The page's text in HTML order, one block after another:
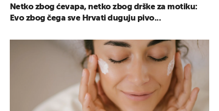
Netko zbog ćevapa, netko zbog drške za motiku:
Evo zbog čega sve Hrvati duguju pivo...